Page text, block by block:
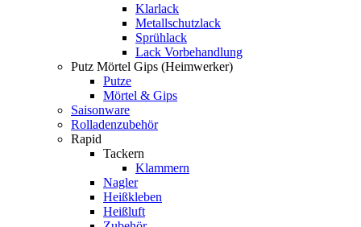
Klarlack
Metallschutzlack
Sprühlack
Lack Vorbehandlung
Putz Mörtel Gips (Heimwerker)
Putze
Mörtel & Gips
Saisonware
Rolladenzubehör
Rapid
Tackern
Klammern
Nagler
Heißkleben
Heißluft